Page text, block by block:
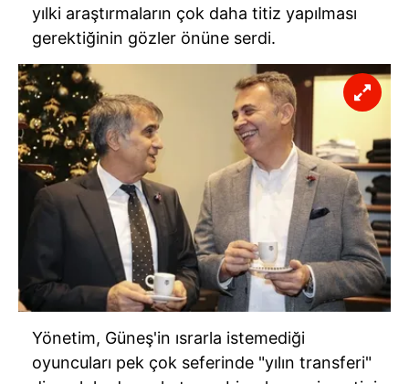
yılki araştırmaların çok daha titiz yapılması
gerektiğinin gözler önüne serdi.
Yönetim, Güneş'in ısrarla istemediği
oyuncuları pek çok seferinde "yılın transferi"